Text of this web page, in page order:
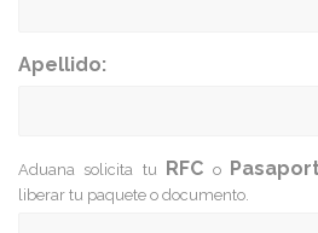
Apellido:
Aduana solicita tu RFC o
liberar tu paquete o documento.